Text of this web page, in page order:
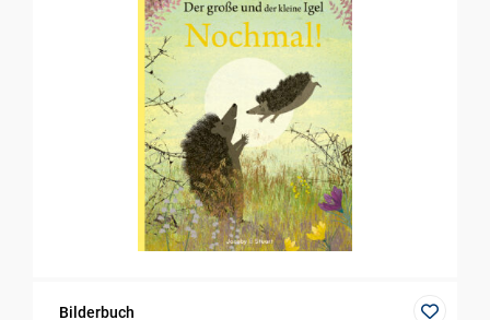
Bilderbuch